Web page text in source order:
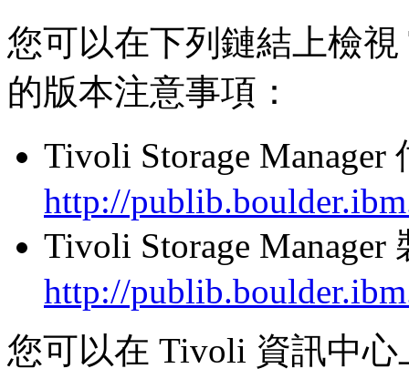
您可以在下列鏈結上檢視
的版本注意事項：
Tivoli Storage
http://
Tivoli Storage
http://
您可以在 Tivoli 資訊中